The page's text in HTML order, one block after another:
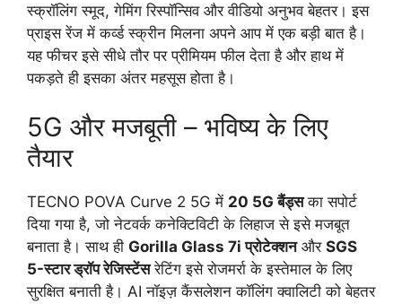
स्क्रॉलिंग स्मूद, गेमिंग रिस्पॉन्सिव और वीडियो अनुभव बेहतर। इस
प्राइस रेंज में कर्व्ड स्क्रीन मिलना अपने आप में एक बड़ी बात है।
यह फीचर इसे सीधे तौर पर प्रीमियम फील देता है और हाथ में
पकड़ते ही इसका अंतर महसूस होता है।
5G और मजबूती – भविष्य के लिए
तैयार
TECNO POVA Curve 2 5G में 20 5G बैंड्सका सपोर्ट
दिया गया है, जो नेटवर्क कनेक्टिविटी के लिहाज से इसे मजबूत
बनाता है। साथ ही Gorilla Glass 7i प्रोटेक्शनऔर SGS
5-स्टार ड्रॉप रेजिस्टेंसरेटिंग इसे रोजमर्रा के इस्तेमाल के लिए
सुरक्षित बनाती है। AI नॉइज़ कैंसलेशन कॉलिंग क्वालिटी को बेहतर